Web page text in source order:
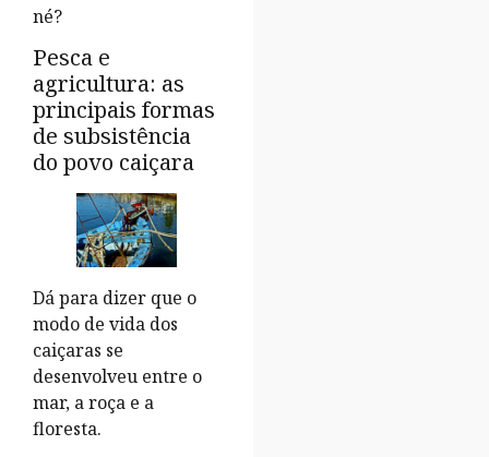
né?
Pesca e
agricultura: as
principais formas
de subsistência
do povo caiçara
Dá para dizer que o
modo de vida dos
caiçaras se
desenvolveu entre o
mar, a roça e a
floresta.